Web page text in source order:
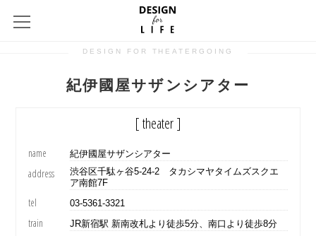
DESIGN FOR THEATERGOING
紀伊國屋サザンシアター
[ theater ]
name 紀伊國屋サザンシアター
address
渋谷区千駄ヶ谷5-24-2 タカシマヤタイムズスクエ
ア南館7F
tel 03-5361-3321
train JR新宿駅 新南改札より徒歩5分、南口より徒歩8分